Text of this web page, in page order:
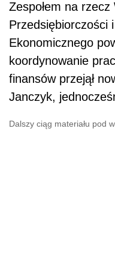
Zespołem na
Przedsiębiorczości
Ekonomicznego
koordynowanie
finansów przejął
Janczyk,
Dalszy ciąg materiału pod